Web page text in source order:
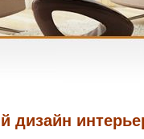
дизайн